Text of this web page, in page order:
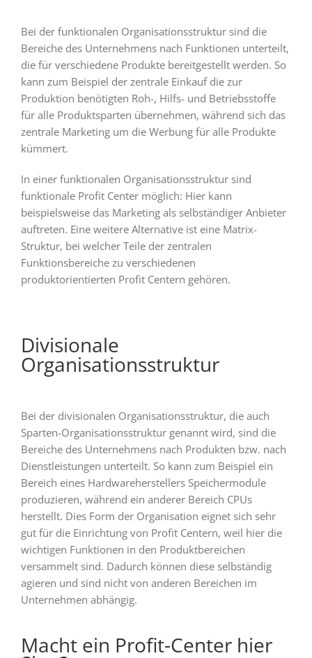
Bei der funktionalen Organisationsstruktur sind die
Bereiche des Unternehmens nach Funktionen unterteilt,
die für verschiedene Produkte bereitgestellt werden. So
kann zum Beispiel der zentrale Einkauf die zur
Produktion benötigten Roh-, Hilfs- und Betriebsstoffe
für alle Produktsparten übernehmen, während sich das
zentrale Marketing um die Werbung für alle Produkte
kümmert.
In einer funktionalen Organisationsstruktur sind
funktionale Profit Center möglich: Hier kann
beispielsweise das Marketing als selbständiger Anbieter
auftreten. Eine weitere Alternative ist eine Matrix-
Struktur, bei welcher Teile der zentralen
Funktionsbereiche zu verschiedenen
produktorientierten Profit Centern gehören.
Divisionale
Organisationsstruktur
Bei der divisionalen Organisationsstruktur, die auch
Sparten-Organisationsstruktur genannt wird, sind die
Bereiche des Unternehmens nach Produkten bzw. nach
Dienstleistungen unterteilt. So kann zum Beispiel ein
Bereich eines Hardwareherstellers Speichermodule
produzieren, während ein anderer Bereich CPUs
herstellt. Dies Form der Organisation eignet sich sehr
gut für die Einrichtung von Profit Centern, weil hier die
wichtigen Funktionen in den Produktbereichen
versammelt sind. Dadurch können diese selbständig
agieren und sind nicht von anderen Bereichen im
Unternehmen abhängig.
Macht ein Profit-Center hier